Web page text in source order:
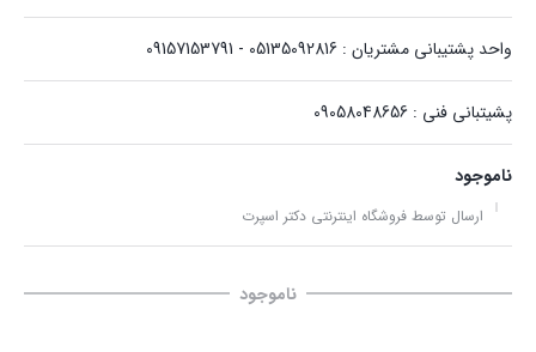
واحد پشتیبانی مشتریان : 05135092816 - 09157153791
پشیتبانی فنی : 09058048656
ناموجود
ارسال توسط فروشگاه اینترنتی دکتر اسپرت
ناموجود